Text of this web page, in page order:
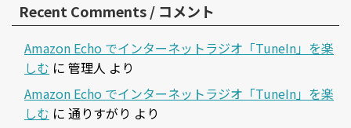
Recent Comments / コメント
Amazon Echo でインターネットラジオ「TuneIn」を楽
しむ に 管理人 より
Amazon Echo でインターネットラジオ「TuneIn」を楽
しむ に 通りすがり より